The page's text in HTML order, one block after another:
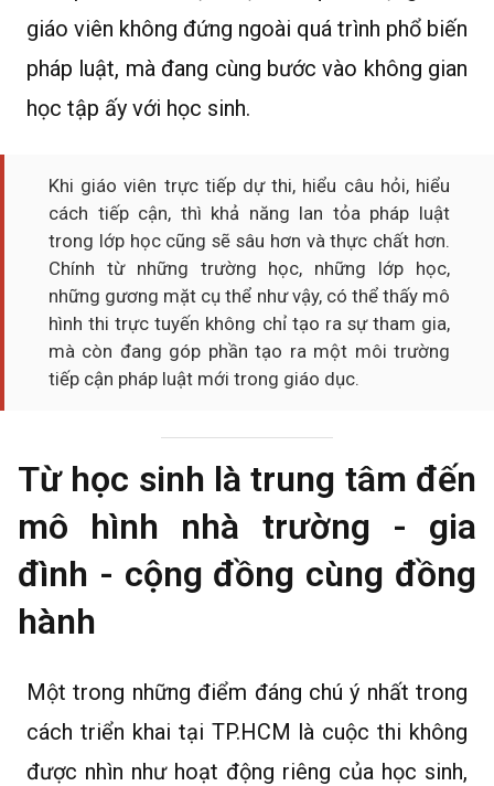
giáo viên không đứng ngoài quá trình phổ biến
pháp luật, mà đang cùng bước vào không gian
học tập ấy với học sinh.
Khi giáo viên trực tiếp dự thi, hiểu câu hỏi, hiểu
cách tiếp cận, thì khả năng lan tỏa pháp luật
trong lớp học cũng sẽ sâu hơn và thực chất hơn.
Chính từ những trường học, những lớp học,
những gương mặt cụ thể như vậy, có thể thấy mô
hình thi trực tuyến không chỉ tạo ra sự tham gia,
mà còn đang góp phần tạo ra một môi trường
tiếp cận pháp luật mới trong giáo dục.
Từ học sinh là trung tâm đến
mô hình nhà trường - gia
đình - cộng đồng cùng đồng
hành
Một trong những điểm đáng chú ý nhất trong
cách triển khai tại TP.HCM là cuộc thi không
được nhìn như hoạt động riêng của học sinh,